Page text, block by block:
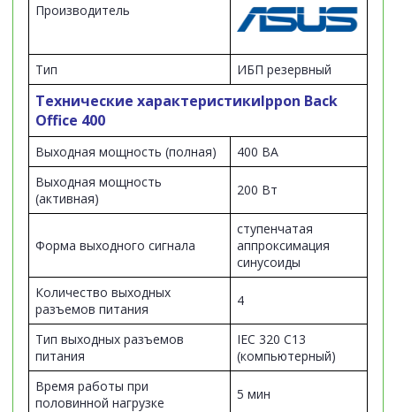
Производитель
Тип ИБП резервный
Технические характеристикиIppon Back
Office 400
Выходная мощность (полная)
400 ВА
Выходная мощность
(активная)
200 Вт
Форма выходного сигнала
ступенчатая
аппроксимация
синусоиды
Количество выходных
разъемов питания
4
Тип выходных разъемов
питания
IEC 320 C13
(компьютерный)
Время работы при
половинной нагрузке
5 мин